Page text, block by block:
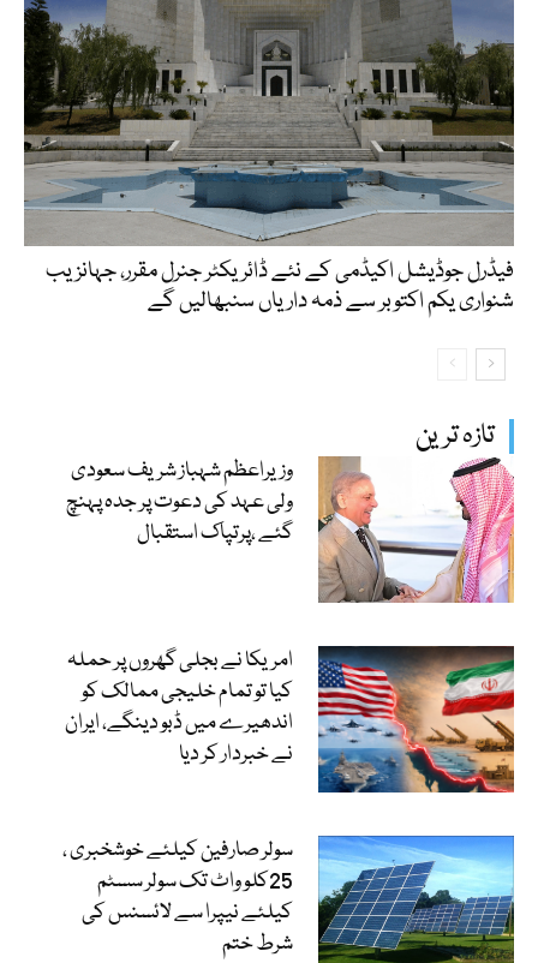
تازہ ترین
وزیراعظم شہباز شریف سعودی
ولی عہد کی دعوت پر جدہ پہنچ
گئے ،پرتپاک استقبال
امریکا نے بجلی گھروں پر حملہ
کیا تو تمام خلیجی ممالک کو
اندھیرے میں ڈبو دینگے، ایران
نے خبردار کر دیا
سولر صارفین کیلئے خوشخبری ،
25کلو واٹ تک سولر سسٹم
کیلئے نیپرا سے لائسنس کی
شرط ختم
فیڈرل جوڈیشل اکیڈمی کے نئے ڈائریکٹر جنرل مقرر، جہانزیب
شنواری یکم اکتوبر سے ذمہ داریاں سنبھالیں گے